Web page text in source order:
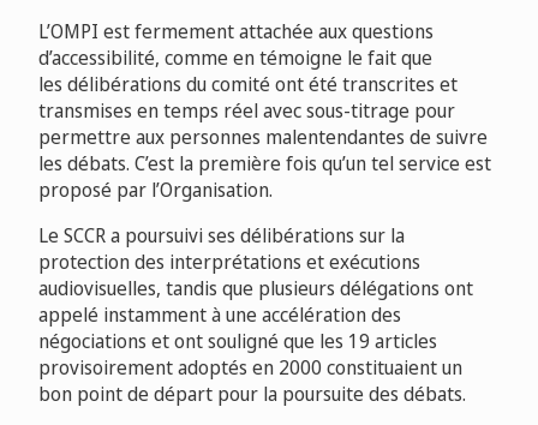
L’OMPI est fermement attachée aux questions
d’accessibilité, comme en témoigne le fait que
les délibérations du comité ont été transcrites et
transmises en temps réel avec sous-titrage pour
permettre aux personnes malentendantes de suivre
les débats. C’est la première fois qu’un tel service est
proposé par l’Organisation.
Le SCCR a poursuivi ses délibérations sur la
protection des interprétations et exécutions
audiovisuelles, tandis que plusieurs délégations ont
appelé instamment à une accélération des
négociations et ont souligné que les 19 articles
provisoirement adoptés en 2000 constituaient un
bon point de départ pour la poursuite des débats.